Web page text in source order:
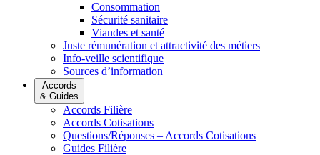
Consommation
Sécurité sanitaire
Viandes et santé
Juste rémunération et attractivité des métiers
Info-veille scientifique
Sources d’information
Accords
& Guides
Accords Filière
Accords Cotisations
Questions/Réponses – Accords Cotisations
Guides Filière